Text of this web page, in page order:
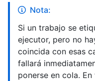
Nota:
Si un trabajo se
ejecutor, pero no
coincida con esas
fallará
ponerse en cola.